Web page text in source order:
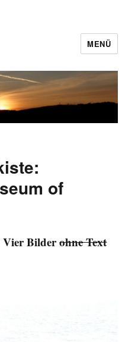
MENÜ
of
Vier Bilderohne Text